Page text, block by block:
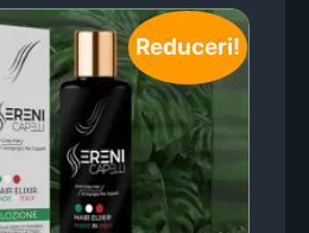
Reduceri!